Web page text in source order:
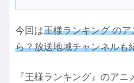
今回は王様ランキング の
ら？放送地域チャンネルも
『王様ランキング』のアニ